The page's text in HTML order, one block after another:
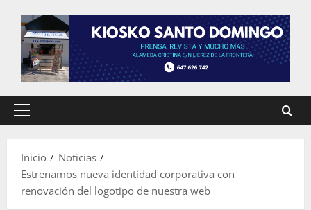
Menú
Inicio
Noticias
Estrenamos nueva identidad corporativa con
renovación del logotipo de nuestra web